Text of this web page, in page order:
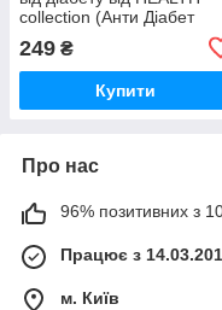
collection (Анти Діабет
Україні
249 ₴
Купити
Про нас
96% позитивних з
Працює з
м. Київ